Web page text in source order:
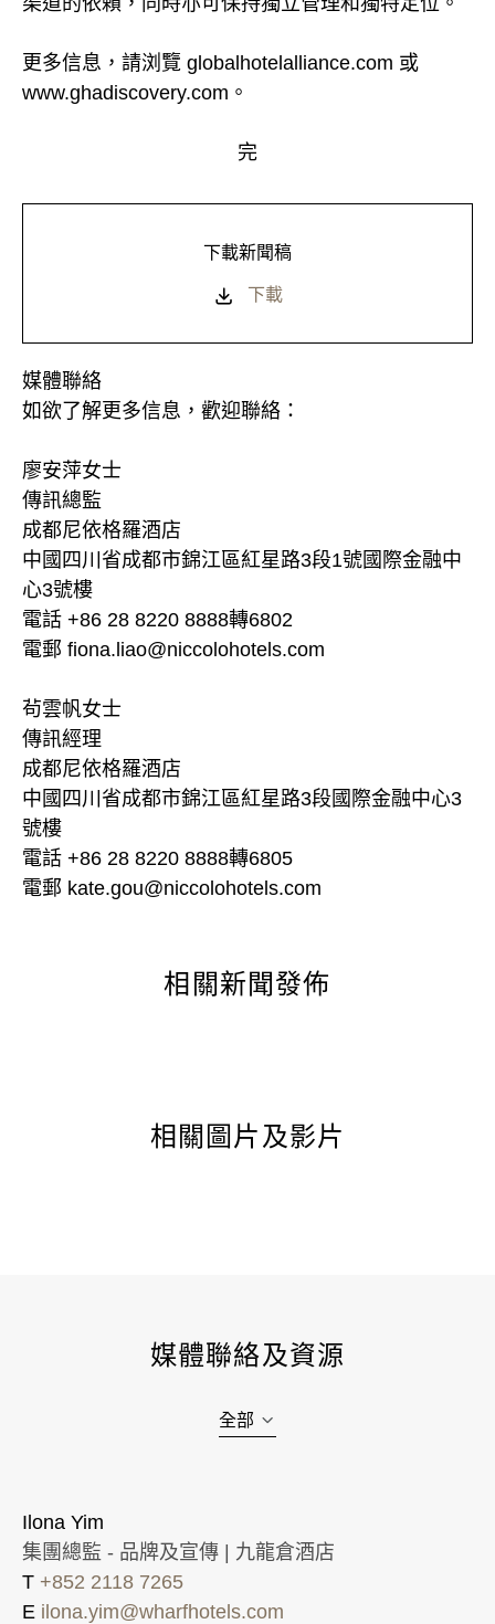
更多信息，請浏覽 globalhotelalliance.com 或
www.ghadiscovery.com。
完
下載新聞稿
下載
媒體聯絡
如欲了解更多信息，歡迎聯絡：
廖安萍女士
傳訊總監
成都尼依格羅酒店
中國四川省成都市錦江區紅星路3段1號國際金融中
心3號樓
電話 +86 28 8220 8888轉6802
電郵 fiona.liao@niccolohotels.com
茍雲帆女士
傳訊經理
成都尼依格羅酒店
中國四川省成都市錦江區紅星路3段國際金融中心3
號樓
電話 +86 28 8220 8888轉6805
電郵 kate.gou@niccolohotels.com
相關新聞發佈
相關圖片及影片
媒體聯絡及資源
全部
Ilona Yim
集團總監 - 品牌及宣傳 | 九龍倉酒店
T +852 2118 7265
E ilona.yim@wharfhotels.com